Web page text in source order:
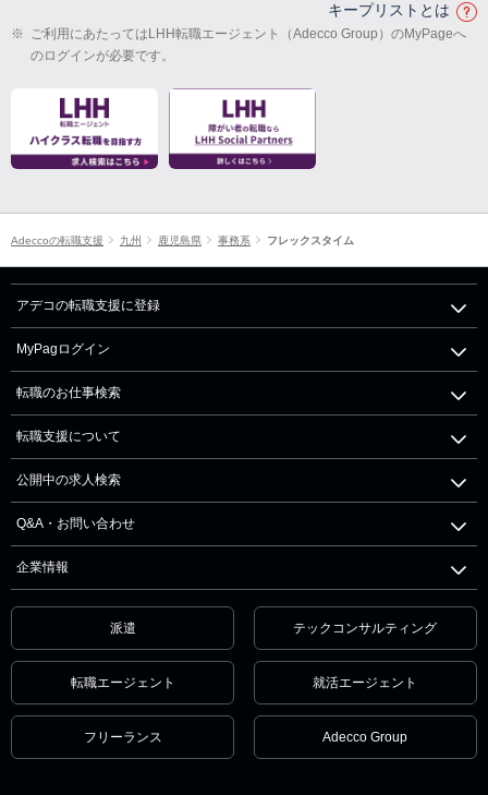
キープリストとは
※ ご利用にあたってはLHH転職エージェント（Adecco Group）のMyPageへ
のログインが必要です。
Adeccoの転職支援 九州 鹿児島県 事務系 フレックスタイム
アデコの転職支援に登録
MyPagログイン
転職のお仕事検索
転職支援について
公開中の求人検索
Q&A・お問い合わせ
企業情報
派遣 テックコンサルティング
転職エージェント 就活エージェント
フリーランス Adecco Group